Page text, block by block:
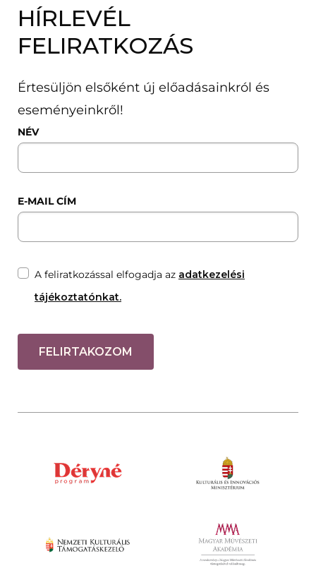
HÍRLEVÉL
FELIRATKOZÁS
Értesüljön elsőként új előadásainkról és
eseményeinkről!
NÉV
E-MAIL CÍM
A feliratkozással elfogadja az adatkezelési
tájékoztatónkat.
FELIRTAKOZOM